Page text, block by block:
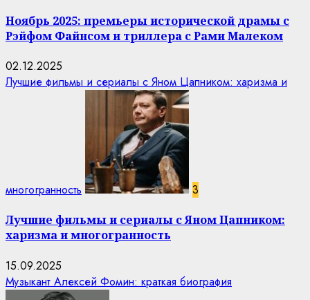
Ноябрь 2025: премьеры исторической драмы с
Рэйфом Файнсом и триллера с Рами Малеком
02.12.2025
Лучшие фильмы и сериалы с Яном Цапником: харизма и
многогранность 3
Лучшие фильмы и сериалы с Яном Цапником:
харизма и многогранность
15.09.2025
Музыкант Алексей Фомин: краткая биография